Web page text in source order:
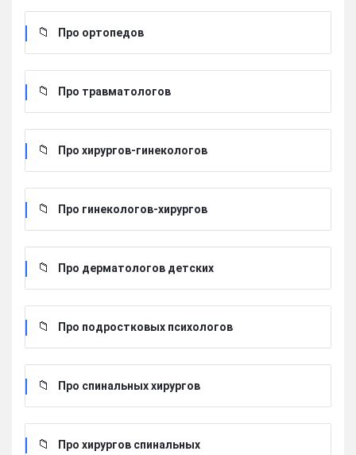
Про ортопедов
Про травматологов
Про хирургов-гинекологов
Про гинекологов-хирургов
Про дерматологов детских
Про подростковых психологов
Про спинальных хирургов
Про хирургов cпинальных